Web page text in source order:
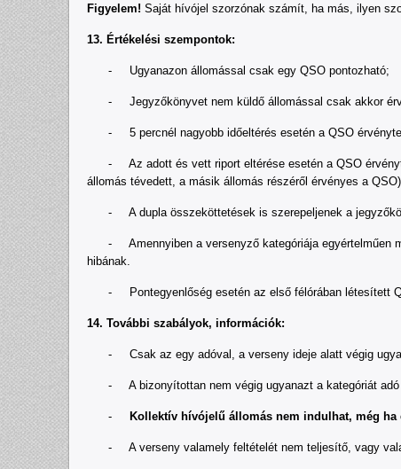
Figyelem! Saját hívójel szorzónak számít, ha más, ilyen
13. Értékelési szempontok:
- Ugyanazon állomással csak egy QSO pontozható;
- Jegyzőkönyvet nem küldő állomással csak akkor
- 5 percnél nagyobb időeltérés esetén a QSO
- Az adott és vett riport eltérése esetén a QSO
állomás tévedett, a másik állomás részéről érvényes a
- A dupla összeköttetések is szerepeljenek a
- Amennyiben a versenyző kategóriája egyértelműen
hibának.
- Pontegyenlőség esetén az első félórában létesített
14. További szabályok, információk:
- Csak az egy adóval, a verseny ideje alatt végig
- A bizonyítottan nem végig ugyanazt a kategóriát adó
- Kollektív hívójelű állomás nem indulhat, még
- A verseny valamely feltételét nem teljesítő, vagy